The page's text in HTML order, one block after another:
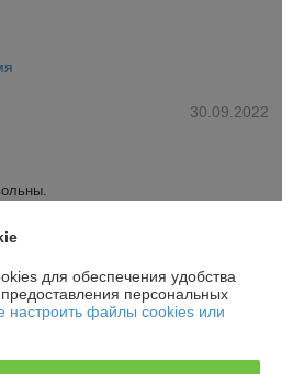
30.09.2022
корзину
30.09.2022
для обеспечения удобства
персональных
настроить файлы cookies или